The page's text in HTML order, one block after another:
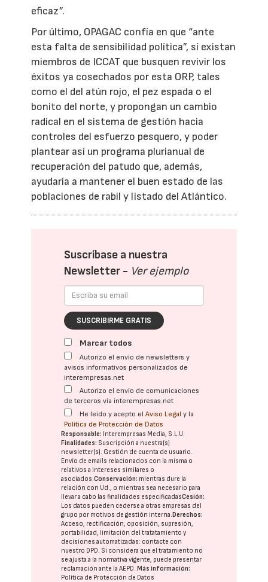
eficaz”.
Por último, OPAGAC confía en que “ante
esta falta de sensibilidad política”, sí existan
miembros de ICCAT que busquen revivir los
éxitos ya cosechados por esta ORP, tales
como el del atún rojo, el pez espada o el
bonito del norte, y propongan un cambio
radical en el sistema de gestión hacia
controles del esfuerzo pesquero, y poder
plantear así un programa plurianual de
recuperación del patudo que, además,
ayudaría a mantener el buen estado de las
poblaciones de rabil y listado del Atlántico.
Suscríbase a nuestra
Newsletter - Ver ejemplo
SUSCRIBIRME GRATIS
Marcar todos
Autorizo el envío de newsletters y
avisos informativos personalizados de
interempresas.net
Autorizo el envío de comunicaciones
de terceros vía interempresas.net
He leído y acepto elAviso Legal y la
Política de Protección de Datos
Responsable: Interempresas Media, S.L.U.
Finalidades: Suscripción a nuestra(s)
newsletter(s). Gestión de cuenta de usuario.
Envío de emails relacionados con la misma o
relativos a intereses similares o
asociados.Conservación: mientras dure la
relación con Ud., o mientras sea necesario para
llevar a cabo las finalidades especificadasCesión:
Los datos pueden cederse a otras empresas del
grupo por motivos de gestión interna.Derechos:
Acceso, rectificación, oposición, supresión,
portabilidad, limitación del tratatamiento y
decisiones automatizadas: contacte con
nuestro DPD. Si considera que el tratamiento no
se ajusta a la normativa vigente, puede presentar
reclamación ante laAEPD.Más información:
Política de Protección de Datos